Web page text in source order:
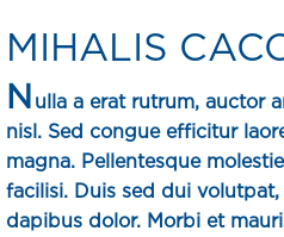
MIHALIS
N ulla a erat rutrum, auctor
nisl. Sed congue efficitur
magna. Pellentesque
facilisi. Duis sed dui
dapibus dolor. Morbi et